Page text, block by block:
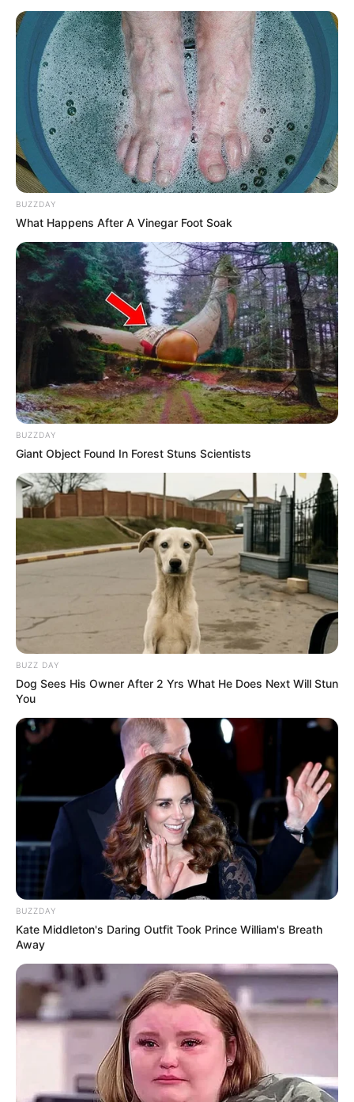
BUZZDAY
What Happens After A Vinegar Foot Soak
BUZZDAY
Giant Object Found In Forest Stuns Scientists
BUZZ DAY
Dog Sees His Owner After 2 Yrs What He Does Next Will Stun
You
BUZZDAY
Kate Middleton's Daring Outfit Took Prince William's Breath
Away